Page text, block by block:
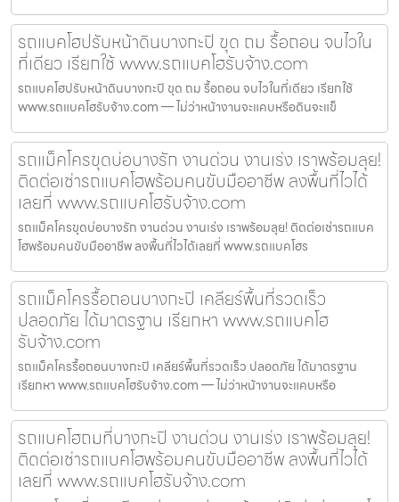
รถแบคโฮปรับหน้าดินบางกะปิ ขุด ถม รื้อถอน จบไวใน
ที่เดียว เรียกใช้ www.รถแบคโฮรับจ้าง.com
รถแบคโฮปรับหน้าดินบางกะปิ ขุด ถม รื้อถอน จบไวในที่เดียว เรียกใช้
www.รถแบคโฮรับจ้าง.com — ไม่ว่าหน้างานจะแคบหรือดินจะแข็
รถแม็คโครขุดบ่อบางรัก งานด่วน งานเร่ง เราพร้อมลุย!
ติดต่อเช่ารถแบคโฮพร้อมคนขับมืออาชีพ ลงพื้นที่ไวได้
เลยที่ www.รถแบคโฮรับจ้าง.com
รถแม็คโครขุดบ่อบางรัก งานด่วน งานเร่ง เราพร้อมลุย! ติดต่อเช่ารถแบค
โฮพร้อมคนขับมืออาชีพ ลงพื้นที่ไวได้เลยที่ www.รถแบคโฮร
รถแม็คโครรื้อถอนบางกะปิ เคลียร์พื้นที่รวดเร็ว
ปลอดภัย ได้มาตรฐาน เรียกหา www.รถแบคโฮ
รับจ้าง.com
รถแม็คโครรื้อถอนบางกะปิ เคลียร์พื้นที่รวดเร็ว ปลอดภัย ได้มาตรฐาน
เรียกหา www.รถแบคโฮรับจ้าง.com — ไม่ว่าหน้างานจะแคบหรือ
รถแบคโฮถมที่บางกะปิ งานด่วน งานเร่ง เราพร้อมลุย!
ติดต่อเช่ารถแบคโฮพร้อมคนขับมืออาชีพ ลงพื้นที่ไวได้
เลยที่ www.รถแบคโฮรับจ้าง.com